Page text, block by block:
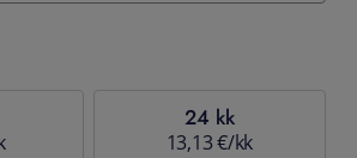
24 kk
13,13 €/kk